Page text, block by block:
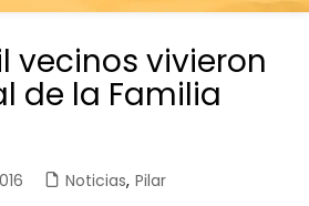
vecinos vivieron
de la Familia
Noticias, Pilar